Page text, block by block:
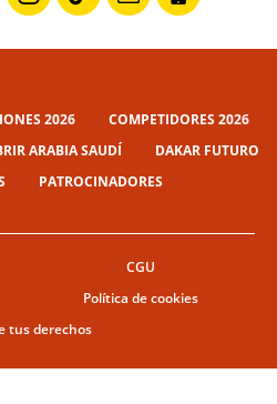
2026
COMPETIDORES 2026
ARABIA SAUDÍ
DAKAR FUTURO
PATROCINADORES
CGU
Política de cookies
tus derechos